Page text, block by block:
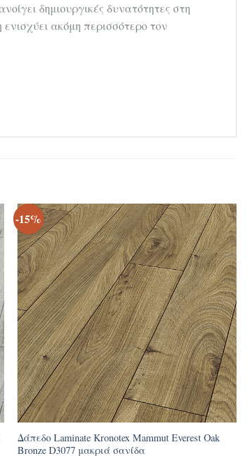
δημιουργικές δυνατότητες στη
ακόμη περισσότερο τον
-15%
Δάπεδο Laminate Kronotex Mammut Everest Oak
Bronze D3077 μακριά σανίδα